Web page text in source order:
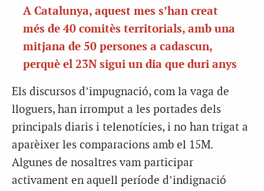
A Catalunya, aquest mes s’han creat
més de 40 comitès territorials, amb una
mitjana de 50 persones a cadascun,
perquè el 23N sigui un dia que duri anys
Els discursos d’impugnació, com la vaga de
lloguers, han irromput a les portades dels
principals diaris i telenotícies, i no han trigat a
aparèixer les comparacions amb el 15M.
Algunes de nosaltres vam participar
activament en aquell període d’indignació